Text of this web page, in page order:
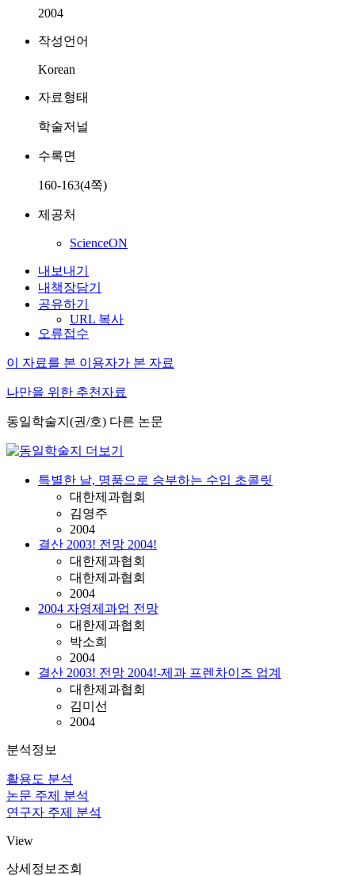
2004
작성언어
Korean
자료형태
학술저널
수록면
160-163(4쪽)
제공처
ScienceON
내보내기
내책장담기
공유하기
URL 복사
오류접수
이 자료를 본 이용자가 본 자료
나만을 위한 추천자료
동일학술지(권/호) 다른 논문
특별한 날, 명품으로 승부하는 수입 초콜릿
대한제과협회
김영주
2004
결산 2003! 전망 2004!
대한제과협회
대한제과협회
2004
2004 자영제과업 전망
대한제과협회
박소희
2004
결산 2003! 전망 2004!-제과 프렌차이즈 업계
대한제과협회
김미선
2004
분석정보
활용도 분석
논문 주제 분석
연구자 주제 분석
View
상세정보조회